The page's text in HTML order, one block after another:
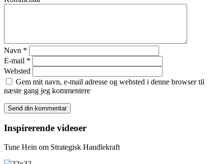
Navn *
E-mail *
Websted
Gem mit navn, e-mail adresse og websted i denne browser til
næste gang jeg kommentere
Inspirerende videoer
Tune Hein om Strategisk Handlekraft